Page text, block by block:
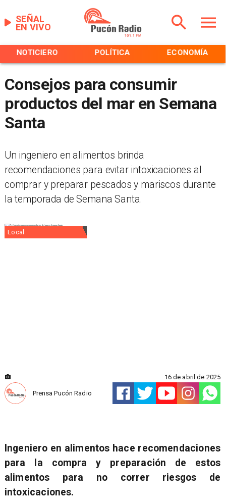
EN VIVO
SEÑAL
NOTICIERO POLÍTICA ECONOMÍA
Consejos para consumir
productos del mar en Semana
Santa
Un ingeniero en alimentos brinda
recomendaciones para evitar intoxicaciones al
comprar y preparar pescados y mariscos durante
la temporada de Semana Santa.
Local
Prensa Pucón Radio
16 de abril de 2025
Ingeniero en alimentos hace recomendaciones
para la compra y preparación de estos
alimentos para no correr riesgos de
intoxicaciones.